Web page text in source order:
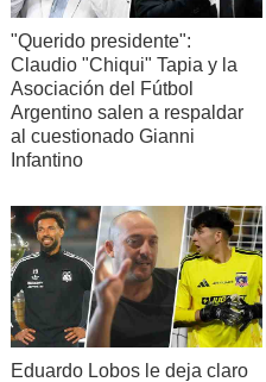
"Querido presidente":
Claudio "Chiqui" Tapia y la
Asociación del Fútbol
Argentino salen a respaldar
al cuestionado Gianni
Infantino
Eduardo Lobos le deja claro